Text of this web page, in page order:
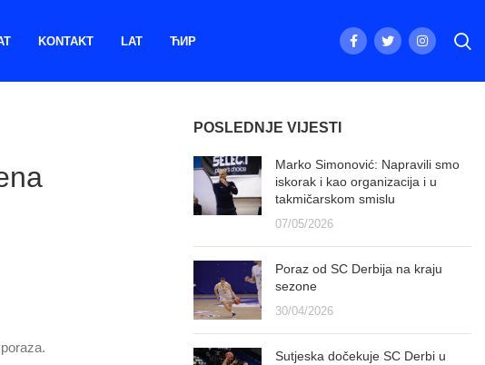
KONTAKT LAT ЋИР
POSLEDNJE VIJESTI
Marko Simonović: Napravili smo
iskorak i kao organizacija i u
takmičarskom smislu
07/05/2026
Poraz od SC Derbija na kraju
sezone
30/04/2026
Sutjeska dočekuje SC Derbi u